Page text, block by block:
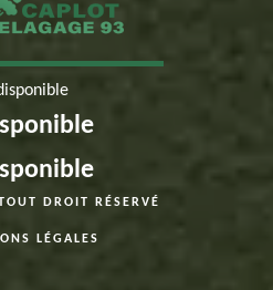
DROIT RÉSERVÉ
LÉGALES